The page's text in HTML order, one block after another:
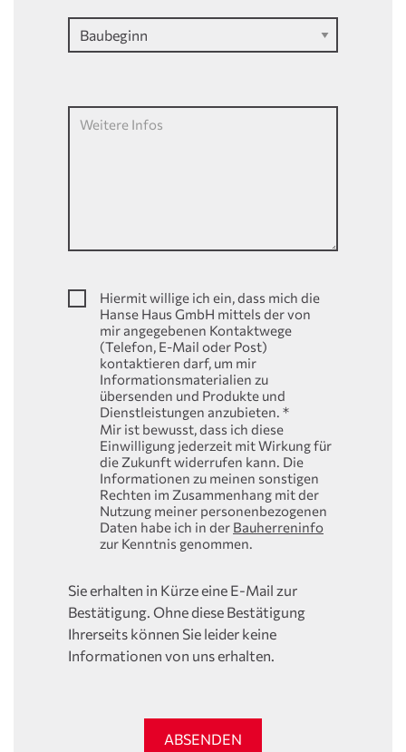
Weitere Infos
Hiermit willige ich ein, dass mich die
Hanse Haus GmbH mittels der von
mir angegebenen Kontaktwege
(Telefon, E-Mail oder Post)
kontaktieren darf, um mir
Informationsmaterialien zu
übersenden und Produkte und
Dienstleistungen anzubieten. *
Mir ist bewusst, dass ich diese
Einwilligung jederzeit mit Wirkung für
die Zukunft widerrufen kann. Die
Informationen zu meinen sonstigen
Rechten im Zusammenhang mit der
Nutzung meiner personenbezogenen
Daten habe ich in der Bauherreninfo
zur Kenntnis genommen.
Sie erhalten in Kürze eine E-Mail zur
Bestätigung. Ohne diese Bestätigung
Ihrerseits können Sie leider keine
Informationen von uns erhalten.
ABSENDEN